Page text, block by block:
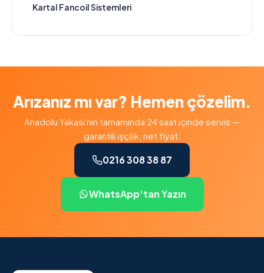
Kartal Fancoil Sistemleri
Arızanız mı var? Hemen çözelim.
Anadolu Yakası'nın tamamında 24 saat içinde servis —
garantili işçilik, net fiyat.
0216 308 38 87
WhatsApp'tan Yazın